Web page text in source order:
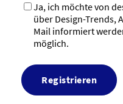
Ja, ich möchte von
über Design-Trends,
Mail informiert
möglich.
Registrieren